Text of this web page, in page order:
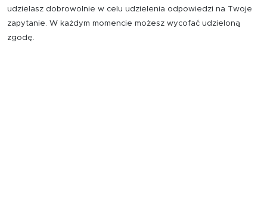
udzielasz dobrowolnie w celu udzielenia odpowiedzi na Twoje
zapytanie. W każdym momencie możesz wycofać udzieloną
zgodę.